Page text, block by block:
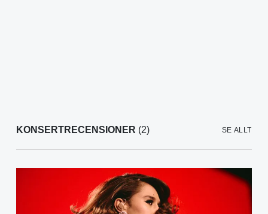
KONSERTRECENSIONER (2) SE ALLT